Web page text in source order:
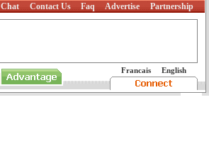
Chat Contact Us Faq Advertise Partnership
Francais English